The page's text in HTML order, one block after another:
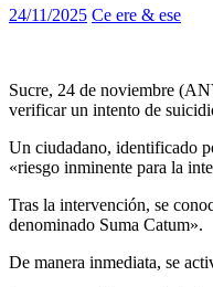
24/11/2025 Ce ere & ese
Sucre, 24 de noviembre
verificar un intento de
Un ciudadano, identificado
«riesgo inminente para la
Tras la intervención, se
denominado Suma Catum».
De manera inmediata, se